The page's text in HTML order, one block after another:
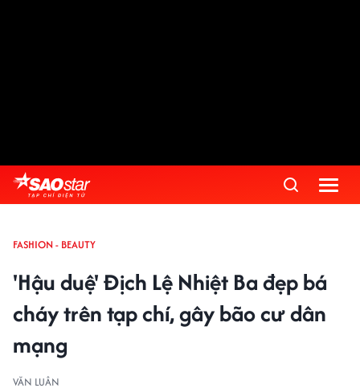
FASHION - BEAUTY
'Hậu duệ' Địch Lệ Nhiệt Ba đẹp bá
cháy trên tạp chí, gây bão cư dân
mạng
VĂN LUÂN